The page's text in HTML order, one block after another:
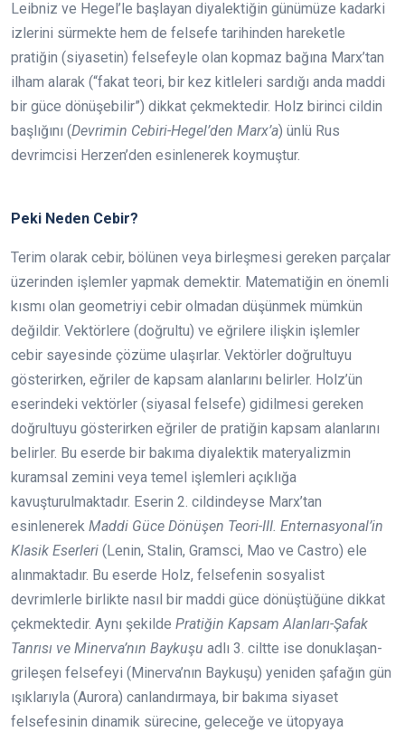
Leibniz ve Hegel’le başlayan diyalektiğin günümüze kadarki
izlerini sürmekte hem de felsefe tarihinden hareketle
pratiğin (siyasetin) felsefeyle olan kopmaz bağına Marx’tan
ilham alarak (“fakat teori, bir kez kitleleri sardığı anda maddi
bir güce dönüşebilir”) dikkat çekmektedir. Holz birinci cildin
başlığını (Devrimin Cebiri-Hegel’den Marx’a) ünlü Rus
devrimcisi Herzen’den esinlenerek koymuştur.
Peki Neden Cebir?
Terim olarak cebir, bölünen veya birleşmesi gereken parçalar
üzerinden işlemler yapmak demektir. Matematiğin en önemli
kısmı olan geometriyi cebir olmadan düşünmek mümkün
değildir. Vektörlere (doğrultu) ve eğrilere ilişkin işlemler
cebir sayesinde çözüme ulaşırlar. Vektörler doğrultuyu
gösterirken, eğriler de kapsam alanlarını belirler. Holz’ün
eserindeki vektörler (siyasal felsefe) gidilmesi gereken
doğrultuyu gösterirken eğriler de pratiğin kapsam alanlarını
belirler. Bu eserde bir bakıma diyalektik materyalizmin
kuramsal zemini veya temel işlemleri açıklığa
kavuşturulmaktadır. Eserin 2. cildindeyse Marx’tan
esinlenerek Maddi Güce Dönüşen Teori-III. Enternasyonal’in
Klasik Eserleri (Lenin, Stalin, Gramsci, Mao ve Castro) ele
alınmaktadır. Bu eserde Holz, felsefenin sosyalist
devrimlerle birlikte nasıl bir maddi güce dönüştüğüne dikkat
çekmektedir. Aynı şekilde Pratiğin Kapsam Alanları-Şafak
Tanrısı ve Minerva’nın Baykuşu adlı 3. ciltte ise donuklaşan-
grileşen felsefeyi (Minerva’nın Baykuşu) yeniden şafağın gün
ışıklarıyla (Aurora) canlandırmaya, bir bakıma siyaset
felsefesinin dinamik sürecine, geleceğe ve ütopyaya